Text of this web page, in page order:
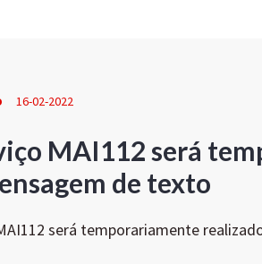
16-02-2022
MAI112 será
de texto
será temporariamente